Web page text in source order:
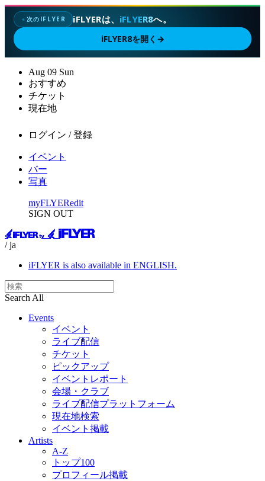
✦次のIFLYER iFLYERは、 iFLYER8へ。
iFLYER8を開く →
Aug 09 Sun
おすすめ
チケット
現在地
ログイン / 登録
イベント
バー
写真
myFLYERedit
SIGN OUT
/ ja
iFLYER is also available in ENGLISH.
Search All
Events
イベント
ライブ配信
チケット
ピックアップ
イベントレポート
会場・クラブ
ライブ配信プラットフォーム
現在地検索
イベント掲載
Artists
A-Z
トップ100
プロフィール掲載